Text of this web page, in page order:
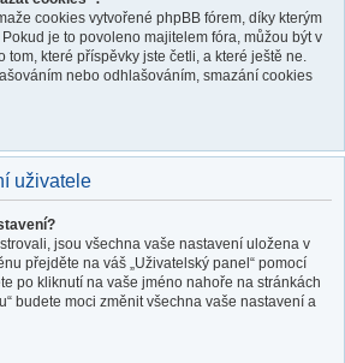
cookies vytvořené phpBB fórem, díky kterým
je to povoleno majitelem fóra, můžou být v
které příspěvky jste četli, a které ještě ne.
nebo odhlašováním, smazání cookies
uživatele
jsou všechna vaše nastavení uložena v
přejděte na váš „Uživatelský panel“ pomocí
po kliknutí na vaše jméno nahoře na stránkách
budete moci změnit všechna vaše nastavení a